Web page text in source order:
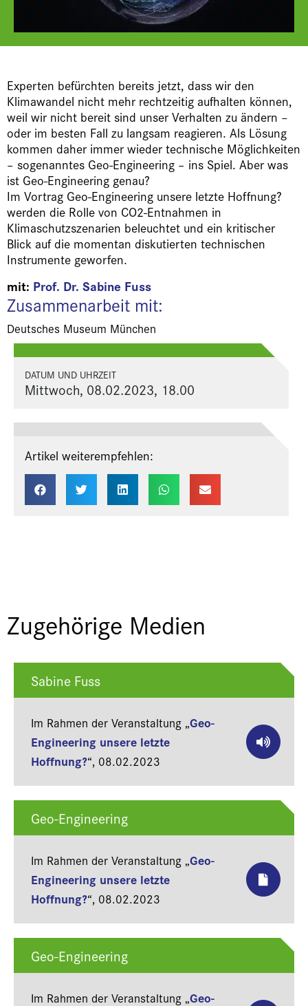
Experten befürchten bereits jetzt, dass wir den
Klimawandel nicht mehr rechtzeitig aufhalten können,
weil wir nicht bereit sind unser Verhalten zu ändern –
oder im besten Fall zu langsam reagieren. Als Lösung
kommen daher immer wieder technische Möglichkeiten
– sogenanntes Geo-Engineering – ins Spiel. Aber was
ist Geo-Engineering genau?
Im Vortrag Geo-Engineering unsere letzte Hoffnung?
werden die Rolle von CO2-Entnahmen in
Klimaschutzszenarien beleuchtet und ein kritischer
Blick auf die momentan diskutierten technischen
Instrumente geworfen.
mit: Prof. Dr. Sabine Fuss
Zusammenarbeit mit:
Deutsches Museum München
DATUM UND UHRZEIT
Mittwoch, 08.02.2023, 18.00
Artikel weiterempfehlen:
Zugehörige Medien
Sabine Fuss
Im Rahmen der Veranstaltung „Geo-
Engineering unsere letzte
Hoffnung?“, 08.02.2023
Geo-Engineering
Im Rahmen der Veranstaltung „Geo-
Engineering unsere letzte
Hoffnung?“, 08.02.2023
Geo-Engineering
Im Rahmen der Veranstaltung „Geo-